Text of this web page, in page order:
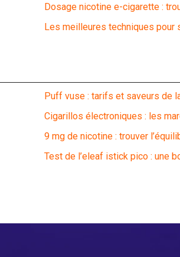
Dosage nicotine e-cigarette :
Les meilleures techniques pour
Puff vuse : tarifs et saveurs de
Cigarillos électroniques : les
9 mg de nicotine : trouver
Test de l’eleaf istick pico : une